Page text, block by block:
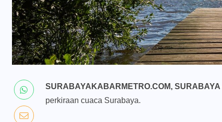
SURABAYAKABARMETRO.COM, SURABAYA
perkiraan cuaca Surabaya.